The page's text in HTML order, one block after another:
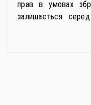
прав в умовах
залишається